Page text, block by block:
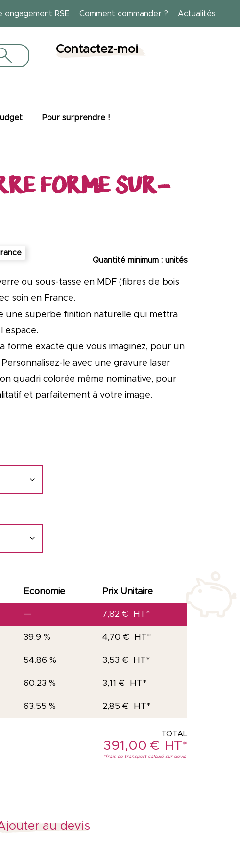
engagement RSE Comment commander ? Actualités
Contactez-moi
Bien-être
Evènementiel
Badges & broches
Médailles & trophées
Cartes de voeux - Fin d'année
Tourisme - Hôtellerie
Équipements hôteliers
Pour surprendre !
FORME SUR-
Quantité minimum : unités
ou sous-tasse en MDF (fibres de bois
soin en France.
une superbe finition naturelle qui mettra
espace.
forme exacte que vous imaginez, pour un
le avec une gravure laser
quadri colorée même nominative, pour
et parfaitement à votre image.
Economie Prix Unitaire
— 7,82€
39.9 % 4,70€
54.86 % 3,53€
60.23 % 3,11€
63.55 % 2,85€
391,00€
au devis